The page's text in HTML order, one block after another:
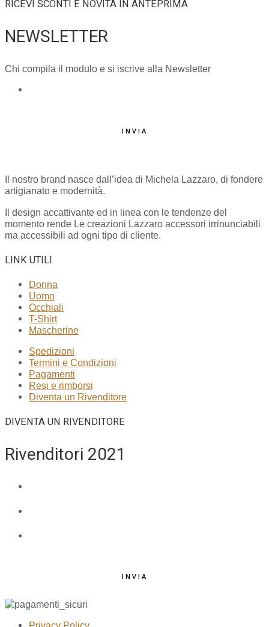
RICEVI SCONTI E NOVITÀ IN ANTEPRIMA
NEWSLETTER
Chi compila il modulo e si iscrive alla Newsletter
INVIA
Il nostro brand nasce dall’idea di Michela Lazzaro, di fondere
artigianato e modernità.
Il design accattivante ed in linea con le tendenze del
momento rende Le creazioni Lazzaro accessori irrinunciabili
ma accessibili ad ogni tipo di cliente.
LINK UTILI
Donna
Uomo
Occhiali
T-Shirt
Mascherine
Spedizioni
Termini e Condizioni
Pagamenti
Resi e rimborsi
Diventa un Rivenditore
DIVENTA UN RIVENDITORE
Rivenditori 2021
INVIA